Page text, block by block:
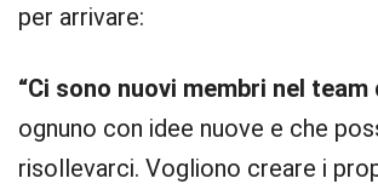
per arrivare:
“Ci sono nuovi membri nel team
ognuno con idee nuove e che
risollevarci. Vogliono creare i